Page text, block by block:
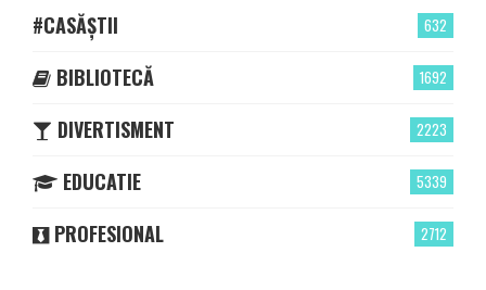
632
#CASĂȘTII
1692
BIBLIOTECĂ
2223
DIVERTISMENT
5339
EDUCATIE
2712
PROFESIONAL